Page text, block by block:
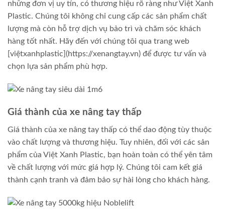
những đơn vị uy tín, có thương hiệu rõ ràng như Việt Xanh
Plastic. Chúng tôi không chỉ cung cấp các sản phẩm chất
lượng mà còn hỗ trợ dịch vụ bảo trì và chăm sóc khách
hàng tốt nhất. Hãy đến với chúng tôi qua trang web
[việtxanhplastic](https://xenangtay.vn) để được tư vấn và
chọn lựa sản phẩm phù hợp.
Giá thành của xe nâng tay thấp
Giá thành của xe nâng tay thấp có thể dao động tùy thuộc
vào chất lượng và thương hiệu. Tuy nhiên, đối với các sản
phẩm của Việt Xanh Plastic, bạn hoàn toàn có thể yên tâm
về chất lượng với mức giá hợp lý. Chúng tôi cam kết giá
thành cạnh tranh và đảm bảo sự hài lòng cho khách hàng.